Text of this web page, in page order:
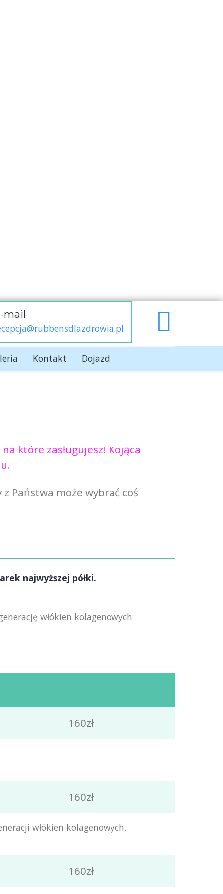
mail
Kontakt Dojazd
które zasługujesz! Kojąca
Państwa może wybrać coś
najwyższej półki.
włókien kolagenowych
160zł
160zł
włókien kolagenowych.
160zł